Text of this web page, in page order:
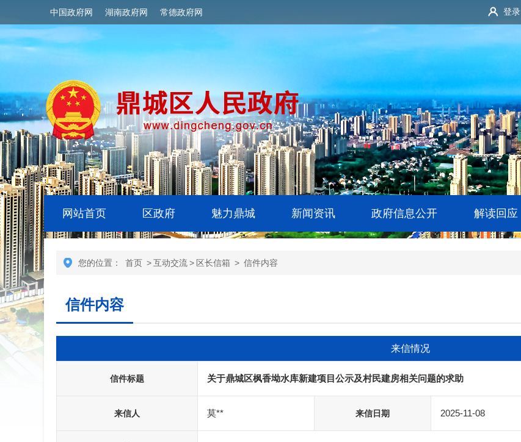
中国政府网 湖南政府网 常德政府网 登录
网站首页 区政府 魅力鼎城 新闻资讯 政府信息公开 解读回应
您的位置： 首页 >互动交流> 区长信箱 > 信件内容
信件内容
来信情况
信件标题 关于鼎城区枫香坳水库新建项目公示及村民建房相关问题的求助
来信人 莫** 来信日期 2025-11-08